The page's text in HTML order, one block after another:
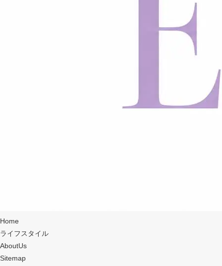
ライフスタイル
AboutUs
Sitemap
Contact
Home
ライフスタイル
AboutUs
Sitemap